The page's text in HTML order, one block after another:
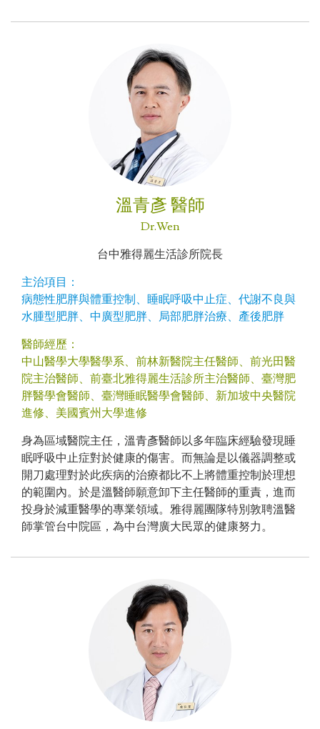
溫青彥 醫師
Dr.Wen
台中雅得麗生活診所院長
主治項目：
病態性肥胖與體重控制、睡眠呼吸中止症、代謝不良與
水腫型肥胖、中廣型肥胖、局部肥胖治療、產後肥胖
醫師經歷：
中山醫學大學醫學系、前林新醫院主任醫師、前光田醫
院主治醫師、前臺北雅得麗生活診所主治醫師、臺灣肥
胖醫學會醫師、臺灣睡眠醫學會醫師、新加坡中央醫院
進修、美國賓州大學進修
身為區域醫院主任，溫青彥醫師以多年臨床經驗發現睡
眠呼吸中止症對於健康的傷害。而無論是以儀器調整或
開刀處理對於此疾病的治療都比不上將體重控制於理想
的範圍內。於是溫醫師願意卸下主任醫師的重責，進而
投身於減重醫學的專業領域。雅得麗團隊特別敦聘溫醫
師掌管台中院區，為中台灣廣大民眾的健康努力。